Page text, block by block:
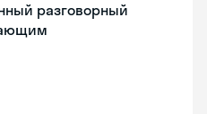
разговорный